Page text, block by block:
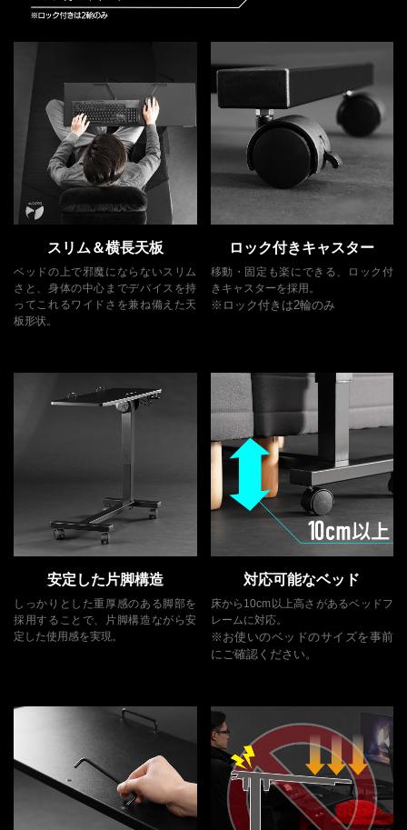
スリム＆横長天板
ベッドの上で邪魔にならないスリム
さと、身体の中心までデバイスを持
ってこれるワイドさを兼ね備えた天
板形状。
ロック付きキャスター
移動・固定も楽にできる、ロック付
きキャスターを採用。
※ロック付きは2輪のみ
安定した片脚構造
しっかりとした重厚感のある脚部を
採用することで、片脚構造ながら安
定した使用感を実現。
対応可能なベッド
床から10cm以上高さがあるベッドフ
レームに対応。
※お使いのベッドのサイズを事前
にご確認ください。